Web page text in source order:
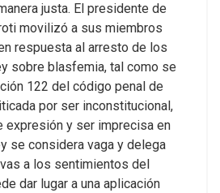
justa. El presidente de
movilizó a sus miembros
respuesta al arresto de los
sobre blasfemia, tal como se
122 del código penal de
por ser inconstitucional,
expresión y ser imprecisa en
se considera vaga y delega
a los sentimientos del
dar lugar a una aplicación